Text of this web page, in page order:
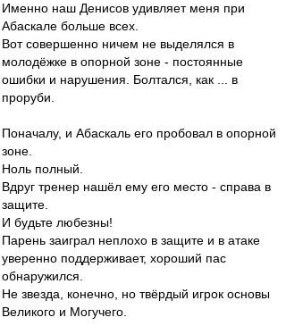
Именно наш Денисов удивляет меня при
Абаскале больше всех.
Вот совершенно ничем не выделялся в
молодёжке в опорной зоне - постоянные
ошибки и нарушения. Болтался, как ... в
проруби.
Поначалу, и Абаскаль его пробовал в опорной
зоне.
Ноль полный.
Вдруг тренер нашёл ему его место - справа в
защите.
И будьте любезны!
Парень заиграл неплохо в защите и в атаке
уверенно поддерживает, хороший пас
обнаружился.
Не звезда, конечно, но твёрдый игрок основы
Великого и Могучего.